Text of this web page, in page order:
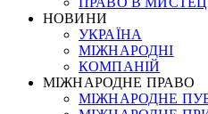
НОВИНИ
УКРАЇНА
МІЖНАРОДНІ
КОМПАНІЙ
МІЖНАРОДНЕ ПРАВО
МІЖНАРОДНЕ